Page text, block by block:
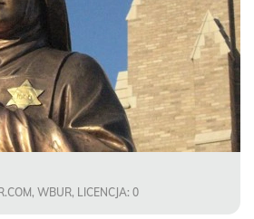
WBUR, LICENCJA: 0